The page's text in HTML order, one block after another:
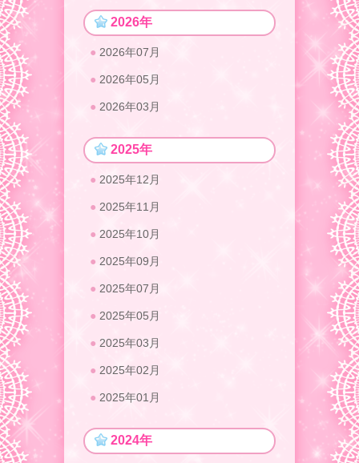
2026年
2026年07月
2026年05月
2026年03月
2025年
2025年12月
2025年11月
2025年10月
2025年09月
2025年07月
2025年05月
2025年03月
2025年02月
2025年01月
2024年